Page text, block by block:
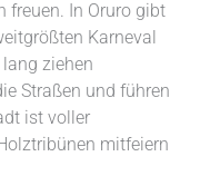
freuen. In Oruro gibt
Karneval
ziehen
Straßen und führen
ist voller
mitfeiern